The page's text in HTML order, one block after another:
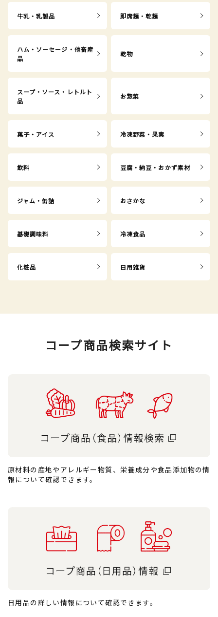
牛乳・乳製品 即席麺・乾麺
ハム・ソーセージ・他畜産
品
乾物
スープ・ソース・レトルト
品
お惣菜
菓子・アイス 冷凍野菜・果実
飲料 豆腐・納豆・おかず素材
ジャム・缶詰 おさかな
基礎調味料 冷凍食品
化粧品 日用雑貨
コープ商品検索サイト
原材料の産地やアレルギー物質、栄養成分や食品添加物の情
報について確認できます。
日用品の詳しい情報について確認できます。